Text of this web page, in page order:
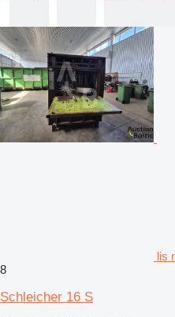
lis
8
Schleicher 16 S